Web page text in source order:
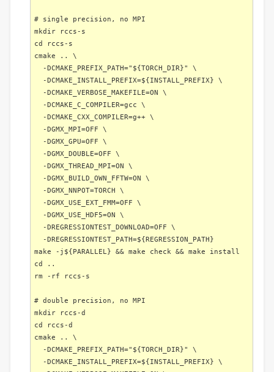
# single precision, no MPI
mkdir rccs-s
cd rccs-s
cmake .. \
-DCMAKE_PREFIX_PATH="${TORCH_DIR}" \
-DCMAKE_INSTALL_PREFIX=${INSTALL_PREFIX} \
-DCMAKE_VERBOSE_MAKEFILE=ON \
-DCMAKE_C_COMPILER=gcc \
-DCMAKE_CXX_COMPILER=g++ \
-DGMX_MPI=OFF \
-DGMX_GPU=OFF \
-DGMX_DOUBLE=OFF \
-DGMX_THREAD_MPI=ON \
-DGMX_BUILD_OWN_FFTW=ON \
-DGMX_NNPOT=TORCH \
-DGMX_USE_EXT_FMM=OFF \
-DGMX_USE_HDF5=ON \
-DREGRESSIONTEST_DOWNLOAD=OFF \
-DREGRESSIONTEST_PATH=${REGRESSION_PATH}
make -j${PARALLEL} && make check && make install
cd ..
rm -rf rccs-s
# double precision, no MPI
mkdir rccs-d
cd rccs-d
cmake .. \
-DCMAKE_PREFIX_PATH="${TORCH_DIR}" \
-DCMAKE_INSTALL_PREFIX=${INSTALL_PREFIX} \